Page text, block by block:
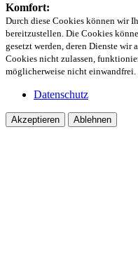
Komfort:
Durch diese Cookies können wir
bereitzustellen. Die Cookies
gesetzt werden, deren Dienste wir
Cookies nicht zulassen,
möglicherweise nicht einwandfrei.
Datenschutz
Akzeptieren Ablehnen